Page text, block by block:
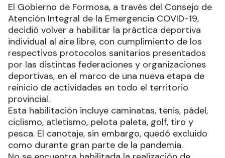
El Gobierno de Formosa, a través del Consejo de
Atención Integral de la Emergencia COVID-19,
decidió volver a habilitar la práctica deportiva
individual al aire libre, con cumplimiento de los
respectivos protocolos sanitarios presentados
por las distintas federaciones y organizaciones
deportivas, en el marco de una nueva etapa de
reinicio de actividades en todo el territorio
provincial.
Esta habilitación incluye caminatas, tenis, pádel,
ciclismo, atletismo, pelota paleta, golf, tiro y
pesca. El canotaje, sin embargo, quedó excluido
como durante gran parte de la pandemia.